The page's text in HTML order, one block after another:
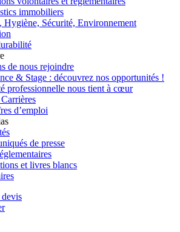
immobiliers
Hygiène, Sécurité, Environnement
de nous rejoindre
& Stage : découvrez nos opportunités !
professionnelle nous tient à cœur
d’emploi
de presse
et livres blancs